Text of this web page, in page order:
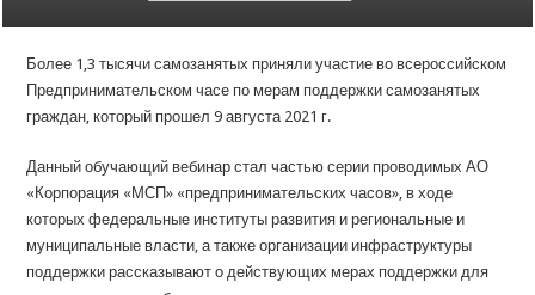
Более 1,3 тысячи самозанятых приняли участие во всероссийском
Предпринимательском часе по мерам поддержки самозанятых
граждан, который прошел 9 августа 2021 г.
Данный обучающий вебинар стал частью серии проводимых АО
«Корпорация «МСП» «предпринимательских часов», в ходе
которых федеральные институты развития и региональные и
муниципальные власти, а также организации инфраструктуры
поддержки рассказывают о действующих мерах поддержки для